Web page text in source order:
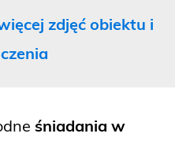
zdjęć obiektu i
śniadania w